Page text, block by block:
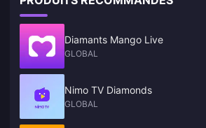
Diamants Mango Live
GLOBAL
Nimo TV Diamonds
GLOBAL